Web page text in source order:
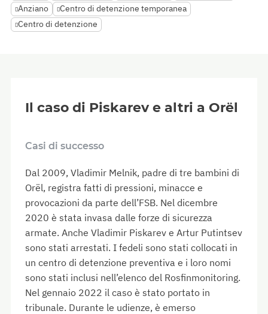
Anziano
Centro di detenzione temporanea
Centro di detenzione
Il caso di Piskarev e altri a Orël
Casi di successo
Dal 2009, Vladimir Melnik, padre di tre bambini di
Orël, registra fatti di pressioni, minacce e
provocazioni da parte dell’FSB. Nel dicembre
2020 è stata invasa dalle forze di sicurezza
armate. Anche Vladimir Piskarev e Artur Putintsev
sono stati arrestati. I fedeli sono stati collocati in
un centro di detenzione preventiva e i loro nomi
sono stati inclusi nell’elenco del Rosfinmonitoring.
Nel gennaio 2022 il caso è stato portato in
tribunale. Durante le udienze, è emerso